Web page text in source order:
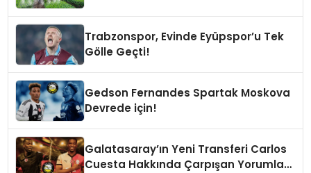
Trabzonspor, Evinde Eyüpspor’u Tek
Gölle Geçti!
Gedson Fernandes Spartak Moskova
Devrede için!
Galatasaray’ın Yeni Transferi Carlos
Cuesta Hakkında Çarpışan Yorumlar: